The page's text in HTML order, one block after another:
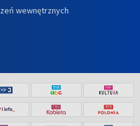
wewnętrznych